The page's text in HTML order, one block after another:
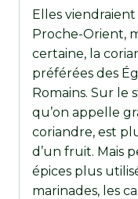
Elles
Proche-Orient,
certaine, la
préférées des
Romains. Sur le
qu’on appelle
coriandre, est
d’un fruit. Mais
épices plus
marinades, les